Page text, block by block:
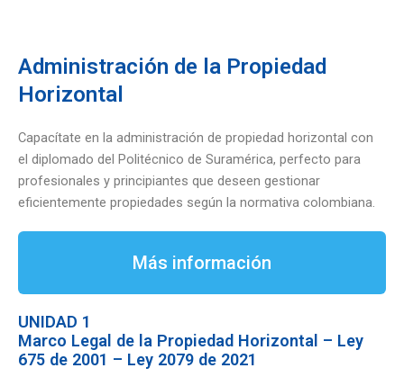
Administración de la Propiedad
Horizontal
Capacítate en la administración de propiedad horizontal con
el diplomado del Politécnico de Suramérica, perfecto para
profesionales y principiantes que deseen gestionar
eficientemente propiedades según la normativa colombiana.
Más información
UNIDAD 1
Marco Legal de la Propiedad Horizontal – Ley
675 de 2001 – Ley 2079 de 2021